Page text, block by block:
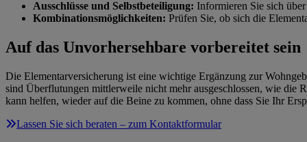
Ausschlüsse und Selbstbeteiligung: Informieren Sie sich
Kombinationsmöglichkeiten: Prüfen Sie, ob sich die
Auf das Unvorhersehbare vorbereitet sein
Die Elementarversicherung ist eine wichtige Ergänzung zur
sind Überflutungen mittlerweile nicht mehr ausgeschlossen, wie die
kann helfen, wieder auf die Beine zu kommen, ohne dass Sie Ihr
Lassen Sie sich beraten – zum Kontaktformular